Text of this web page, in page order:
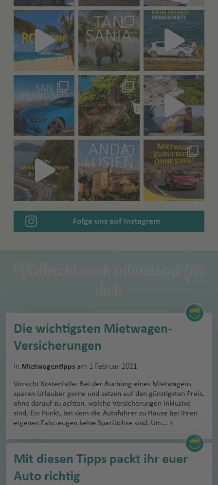
Folge uns auf Instagram
Die wichtigsten Mietwagen-
Versicherungen
In Mietwagentipps am 1 Februar 2021
Vorsicht Kostenfalle: Bei der Buchung eines Mietwagens
sparen Urlauber gerne und setzen auf den günstigsten Preis,
ohne darauf zu achten, welche Versicherungen inklusive
sind. Ein Punkt, bei dem die Autofahrer zu Hause bei ihren
eigenen Fahrzeugen keine Sparfüchse sind. Um… »
Mit diesen Tipps packt ihr euer
Auto richtig